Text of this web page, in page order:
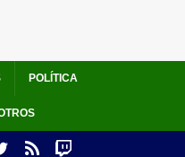
POLÍTICA